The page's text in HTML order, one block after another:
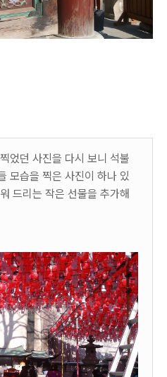
었던 사진을 다시 보니 석불
모습을 찍은 사진이 하나 있
드리는 작은 선물을 추가해